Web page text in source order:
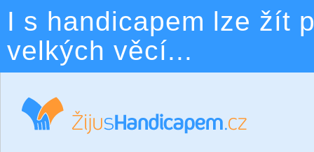
I s handicapem lze žít
velkých věcí...